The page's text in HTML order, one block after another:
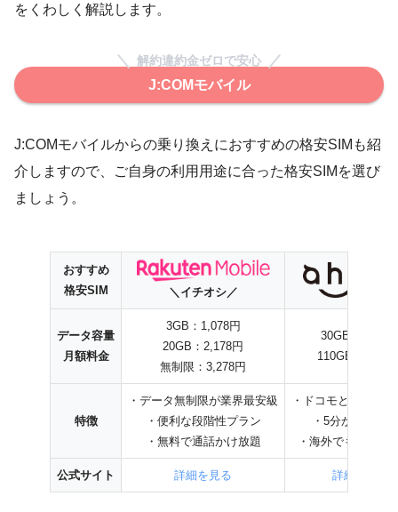
をくわしく解説します。
解約違約金ゼロで安心
J:COMモバイル
J:COMモバイルからの乗り換えにおすすめの格安SIMも紹
介しますので、ご自身の利用用途に合った格安SIMを選び
ましょう。
おすすめ
格安SIM
＼イチオシ／
データ容量
月額料金
3GB：1,078円
20GB：2,178円
無制限：3,278円
30GB：2,970
110GB：4,950
特徴
・データ無制限が業界最安級
・便利な段階性プラン
・無料で通話かけ放題
・ドコモと同等の
・5分かけ放題
・海外でも追加料
公式サイト 詳細を見る 詳細を見る